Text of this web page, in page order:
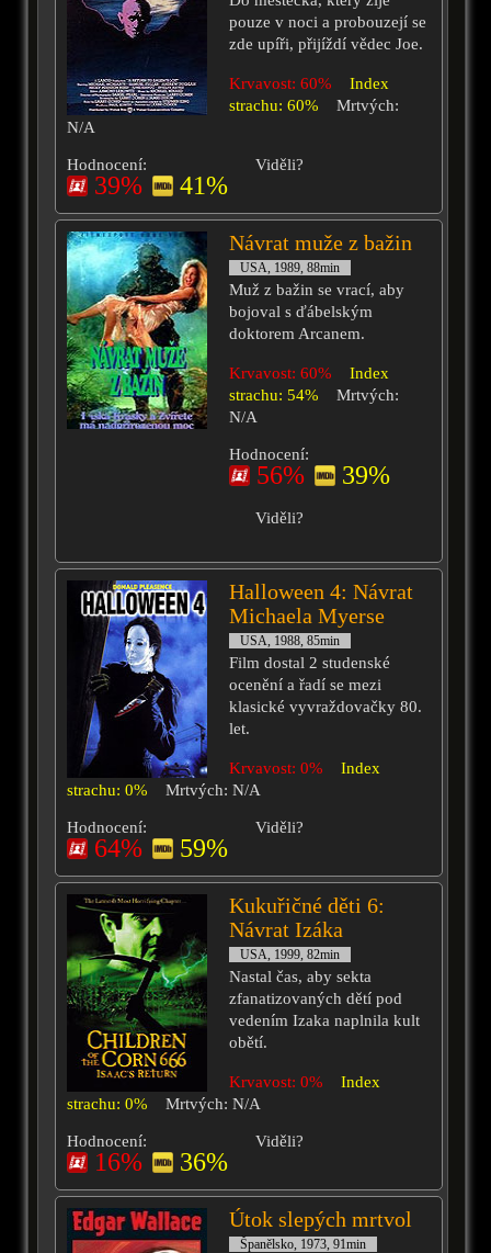
pouze v noci a probouzejí se
zde upíři, přijíždí vědec Joe.
Krvavost: 60%
Index
strachu: 60%
Mrtvých:
N/A
Hodnocení:
39% 41%
Viděli?
Návrat muže z bažin
USA, 1989, 88min
Muž z bažin se vrací, aby
bojoval s ďábelským
doktorem Arcanem.
Krvavost: 60%
Index
strachu: 54%
Mrtvých:
N/A
Hodnocení:
56% 39%
Viděli?
Halloween 4: Návrat
Michaela Myerse
USA, 1988, 85min
Film dostal 2 studenské
ocenění a řadí se mezi
klasické vyvraždovačky 80.
let.
Krvavost: 0%
Index
strachu: 0%
Mrtvých: N/A
Hodnocení:
64% 59%
Viděli?
Kukuřičné děti 6:
Návrat Izáka
USA, 1999, 82min
Nastal čas, aby sekta
zfanatizovaných dětí pod
vedením Izaka naplnila kult
obětí.
Krvavost: 0%
Index
strachu: 0%
Mrtvých: N/A
Hodnocení:
16% 36%
Viděli?
Útok slepých mrtvol
Španělsko, 1973, 91min